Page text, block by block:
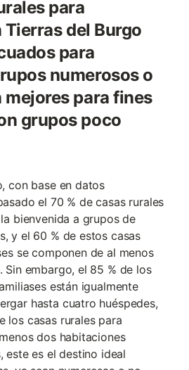
para
del Burgo
para
numerosos o
mejores para fines
grupos poco
con base en datos
el 70 % de casas rurales
bienvenida a grupos de
y el 60 % de estos casas
se componen de al menos
Sin embargo, el 85 % de los
están igualmente
hasta cuatro huéspedes,
los casas rurales para
dos habitaciones
este es el destino ideal